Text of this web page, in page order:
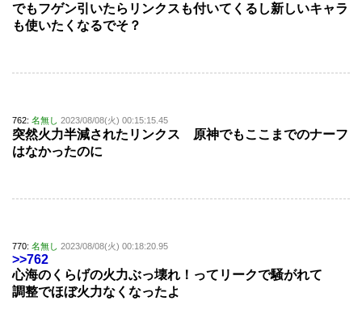
でもフゲン引いたらリンクスも付いてくるし新しいキャラ
も使いたくなるでそ？
762: 名無し 2023/08/08(火) 00:15:15.45
突然火力半減されたリンクス 原神でもここまでのナーフ
はなかったのに
770: 名無し 2023/08/08(火) 00:18:20.95
>>762
心海のくらげの火力ぶっ壊れ！ってリークで騒がれて
調整でほぼ火力なくなったよ